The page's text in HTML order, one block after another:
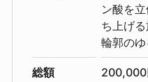
ン酸を
ち上げ
輪郭のゆ
総額